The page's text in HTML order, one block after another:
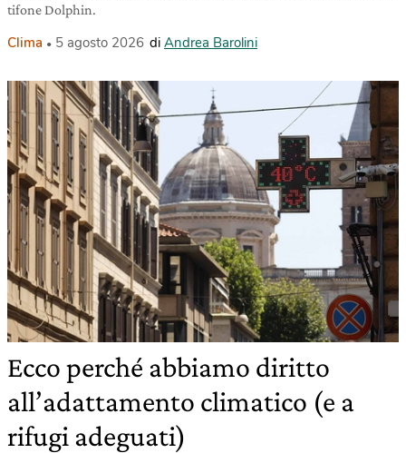
tifone Dolphin.
Clima 5 agosto 2026 di Andrea Barolini
Ecco perché abbiamo diritto
all’adattamento climatico (e a
rifugi adeguati)